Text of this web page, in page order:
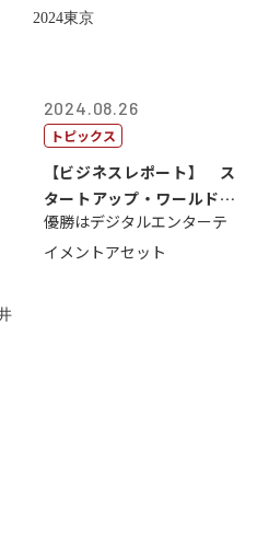
2024.08.26
トピックス
【ビジネスレポート】 ス
タートアップ・ワールドカ
ップ2024...
優勝はデジタルエンターテ
イメントアセット